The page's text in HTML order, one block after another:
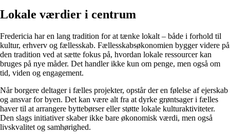
Lokale værdier i centrum
Fredericia har en lang tradition for at tænke lokalt – både i forhold til
kultur, erhverv og fællesskab. Fællesskabsøkonomien bygger videre på
den tradition ved at sætte fokus på, hvordan lokale ressourcer kan
bruges på nye måder. Det handler ikke kun om penge, men også om
tid, viden og engagement.
Når borgere deltager i fælles projekter, opstår der en følelse af ejerskab
og ansvar for byen. Det kan være alt fra at dyrke grøntsager i fælles
haver til at arrangere byttebørser eller støtte lokale kulturaktiviteter.
Den slags initiativer skaber ikke bare økonomisk værdi, men også
livskvalitet og samhørighed.